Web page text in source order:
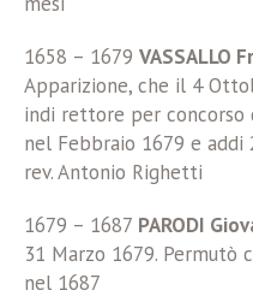
1658 – 1679 VASSALLO
Apparizione, che il 4
indi rettore per concorso
nel Febbraio 1679 e
rev. Antonio Righetti
1679 – 1687 PARODI
31 Marzo 1679. Permutò
nel 1687